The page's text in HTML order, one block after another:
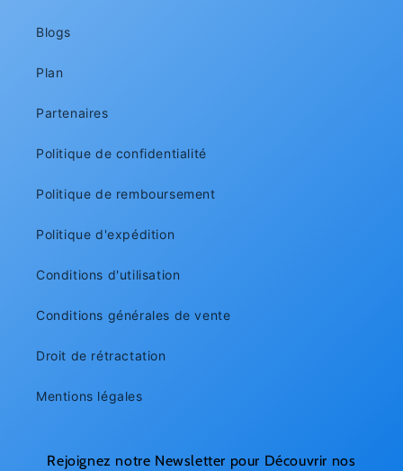
Blogs
Plan
Partenaires
Politique de confidentialité
Politique de remboursement
Politique d'expédition
Conditions d'utilisation
Conditions générales de vente
Droit de rétractation
Mentions légales
Rejoignez notre Newsletter pour Découvrir nos